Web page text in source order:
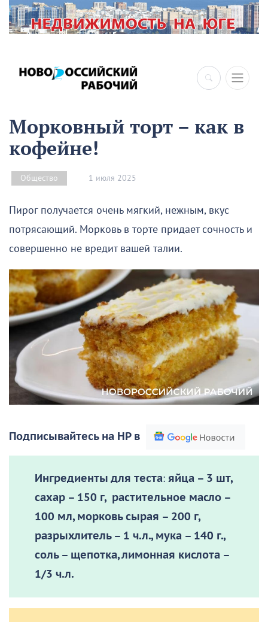
×
Морковный торт – как в
кофейне!
Общество 1 июля 2025
Пирог получается очень мягкий, нежным, вкус
потрясающий. Морковь в торте придает сочность и
совершенно не вредит вашей талии.
Подписывайтесь на НР в
Ингредиенты для теста: яйца – 3 шт,
сахар – 150 г, растительное масло –
100 мл, морковь сырая – 200 г,
разрыхлитель – 1 ч.л., мука – 140 г.,
соль – щепотка, лимонная кислота –
1/3 ч.л.